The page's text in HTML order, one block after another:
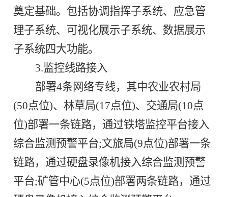
奠定基础。包括协调指挥子系统、应急管
理子系统、可视化展示子系统、数据展示
子系统四大功能。
3.监控线路接入
部署4条网络专线，其中农业农村局
(50点位)、林草局(17点位)、交通局(10点
位)部署一条链路，通过铁塔监控平台接入
综合监测预警平台;文旅局(9点位)部署一条
链路，通过硬盘录像机接入综合监测预警
平台;矿管中心(5点位)部署两条链路，通过